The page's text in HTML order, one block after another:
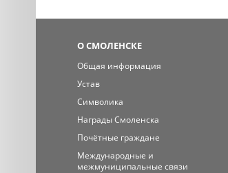
О СМОЛЕНСКЕ
Общая информация
Устав
Символика
Награды Смоленска
Почётные граждане
Международные и
межмуниципальные связи